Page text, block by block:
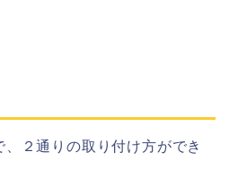
２通りの取り付け方ができ